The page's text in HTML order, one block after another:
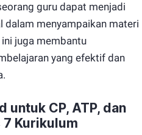
guru dapat menjadi
dalam menyampaikan materi
juga membantu
yang efektif dan
CP, ATP, dan
7 Kurikulum